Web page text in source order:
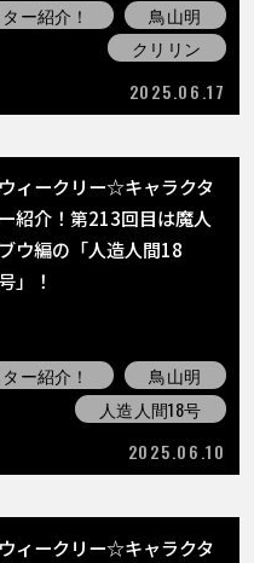
ー紹介！
鳥山明
クリリン
2025.06.17
ウィークリー☆キャラクタ
ー紹介！第213回目は魔人
ブウ編の「人造人間18
号」！
ー紹介！
鳥山明
人造人間18号
2025.06.10
ウィークリー☆キャラクタ